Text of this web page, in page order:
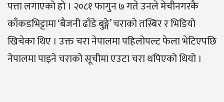
पत्ता लगाएको हो । २०८१ फागुन ७ गते उनले मेचीनगरकै
काँकडभिट्टामा ‘बैजनी ढाँडे बुङ्गे’ चराको तस्बिर र भिडियो
खिचेका थिए । उक्त चरा नेपालमा पहिलोपल्ट फेला भेटिएपछि
नेपालमा पाइने चराको सूचीमा एउटा चरा थपिएको थियो ।